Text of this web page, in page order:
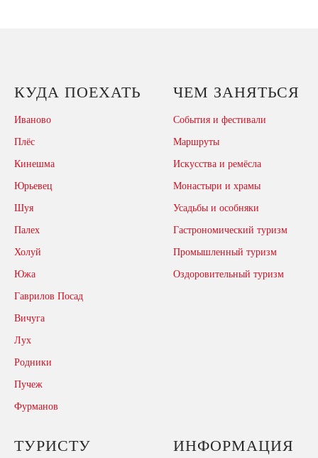
КУДА ПОЕХАТЬ
Иваново
Плёс
Кинешма
Юрьевец
Шуя
Палех
Холуй
Южа
Гаврилов Посад
Вичуга
Лух
Родники
Пучеж
Фурманов
ЧЕМ ЗАНЯТЬСЯ
События и фестивали
Маршруты
Искусства и ремёсла
Монастыри и храмы
Усадьбы и особняки
Гастрономический туризм
Промышленный туризм
Оздоровительный туризм
ТУРИСТУ ИНФОРМАЦИЯ